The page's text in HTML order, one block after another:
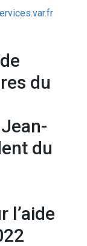
du
du
l’aide